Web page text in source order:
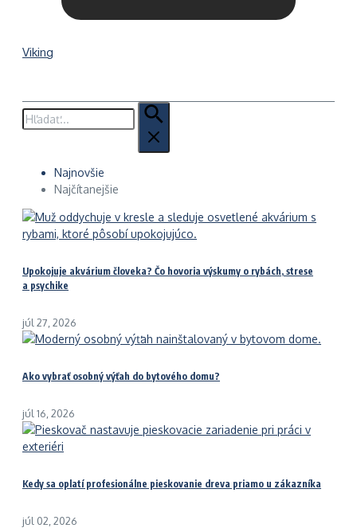
Viking
Hľadať:
Najnovšie
Najčítanejšie
Upokojuje akvárium človeka? Čo hovoria výskumy o rybách, strese
a psychike
júl 27, 2026
Ako vybrať osobný výťah do bytového domu?
júl 16, 2026
Kedy sa oplatí profesionálne pieskovanie dreva priamo u zákazníka
júl 02, 2026